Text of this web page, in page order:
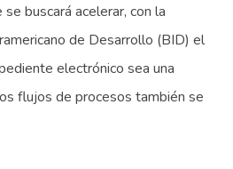
buscará acelerar, con la
de Desarrollo (BID) el
electrónico sea una
flujos de procesos también se